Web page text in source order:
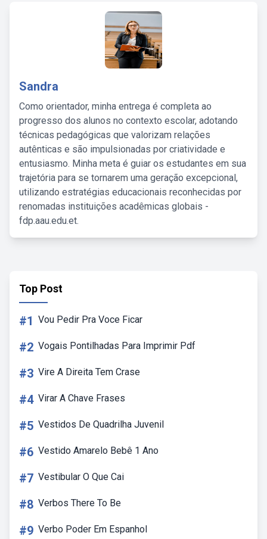
Sandra
Como orientador, minha entrega é completa ao
progresso dos alunos no contexto escolar, adotando
técnicas pedagógicas que valorizam relações
autênticas e são impulsionadas por criatividade e
entusiasmo. Minha meta é guiar os estudantes em sua
trajetória para se tornarem uma geração excepcional,
utilizando estratégias educacionais reconhecidas por
renomadas instituições acadêmicas globais -
fdp.aau.edu.et.
Top Post
#1 Vou Pedir Pra Voce Ficar
#2 Vogais Pontilhadas Para Imprimir Pdf
#3 Vire A Direita Tem Crase
#4 Virar A Chave Frases
#5 Vestidos De Quadrilha Juvenil
#6 Vestido Amarelo Bebê 1 Ano
#7 Vestibular O Que Cai
#8 Verbos There To Be
#9 Verbo Poder Em Espanhol